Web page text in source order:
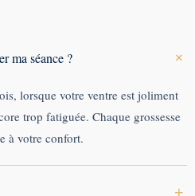
ma séance ? +
lorsque votre ventre est joliment
trop fatiguée. Chaque grossesse
à votre confort.
+